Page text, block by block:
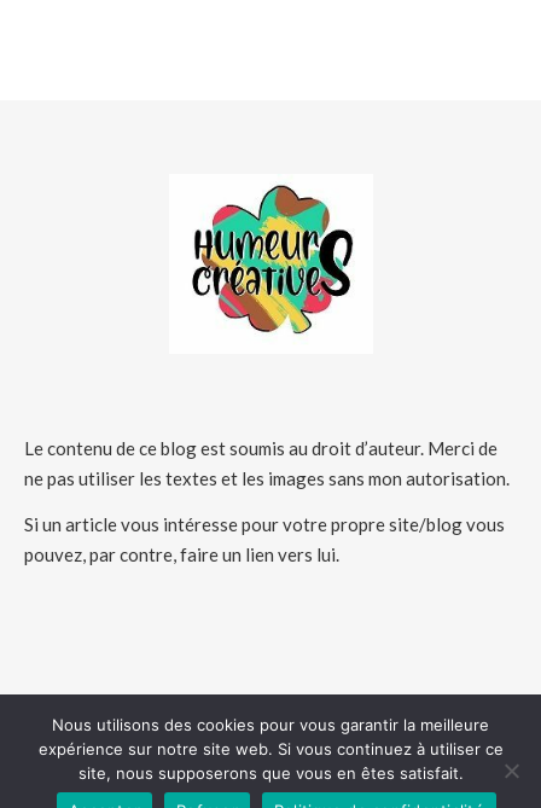
Le contenu de ce blog est soumis au droit d’auteur. Merci de
ne pas utiliser les textes et les images sans mon autorisation.
Si un article vous intéresse pour votre propre site/blog vous
pouvez, par contre, faire un lien vers lui.
COPYRIGHT 2026 - HUMEURSCREATIVES
Nous utilisons des cookies pour vous garantir la meilleure
expérience sur notre site web. Si vous continuez à utiliser ce
site, nous supposerons que vous en êtes satisfait.